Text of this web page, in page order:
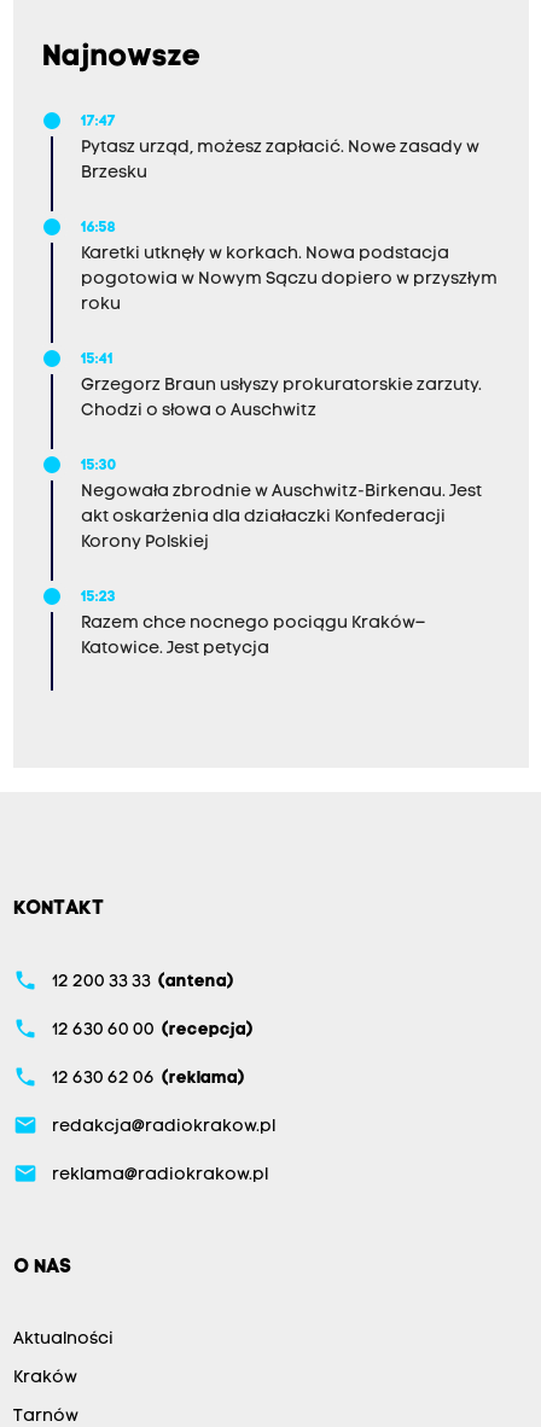
Najnowsze
17:47
Pytasz urząd, możesz zapłacić. Nowe zasady w
Brzesku
16:58
Karetki utknęły w korkach. Nowa podstacja
pogotowia w Nowym Sączu dopiero w przyszłym
roku
15:41
Grzegorz Braun usłyszy prokuratorskie zarzuty.
Chodzi o słowa o Auschwitz
15:30
Negowała zbrodnie w Auschwitz-Birkenau. Jest
akt oskarżenia dla działaczki Konfederacji
Korony Polskiej
15:23
Razem chce nocnego pociągu Kraków–
Katowice. Jest petycja
KONTAKT
phone 12 200 33 33 (antena)
phone 12 630 60 00 (recepcja)
phone 12 630 62 06 (reklama)
email redakcja@radiokrakow.pl
email reklama@radiokrakow.pl
O NAS
Aktualności
Kraków
Tarnów